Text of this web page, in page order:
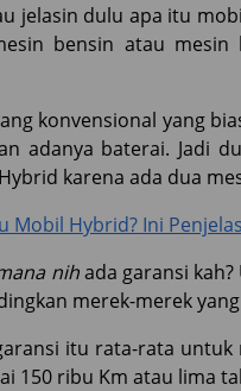
jelasin dulu apa itu
bensin atau
konvensional yang
adanya baterai. Jadi
karena ada dua
Mobil Hybrid? Ini
nihada garansi
merek-merek
itu rata-rata untuk
150 ribu Km atau lima